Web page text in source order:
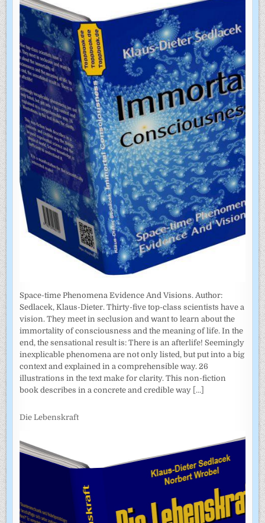
Space-time Phenomena Evidence And Visions. Author:
Sedlacek, Klaus-Dieter. Thirty-five top-class scientists have a
vision. They meet in seclusion and want to learn about the
immortality of consciousness and the meaning of life. In the
end, the sensational result is: There is an afterlife! Seemingly
inexplicable phenomena are not only listed, but put into a big
context and explained in a comprehensible way. 26
illustrations in the text make for clarity. This non-fiction
book describes in a concrete and credible way [...]
Die Lebenskraft